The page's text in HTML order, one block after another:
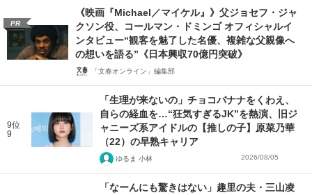
PR
《映画『Michael／マイケル』》父ジョセフ・ジャ
クソン役、コールマン・ドミンゴ オフィシャルイ
ンタビュー“観客を魅了した名優、複雑な父親像へ
の想いを語る”《日本興収70億円突破》
「文春オンライン」編集部
9位
9
「生理が来ないの」チョコバナナをくわえ、
自らの経血を…“狂気すぎるJK”を熱演、旧ジ
ャニーズ系アイドルの【推しの子】原菜乃華
（22）の早熟キャリア
ゆるま 小林 2026/08/05
「なーんにも驚きはない」趣里の夫・三山凌